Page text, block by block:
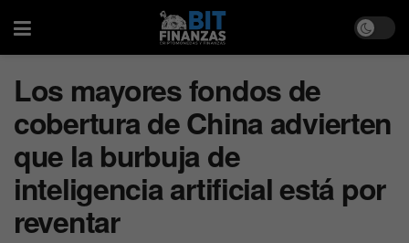
Los mayores fondos de
cobertura de China advierten
que la burbuja de
inteligencia artificial está por
reventar